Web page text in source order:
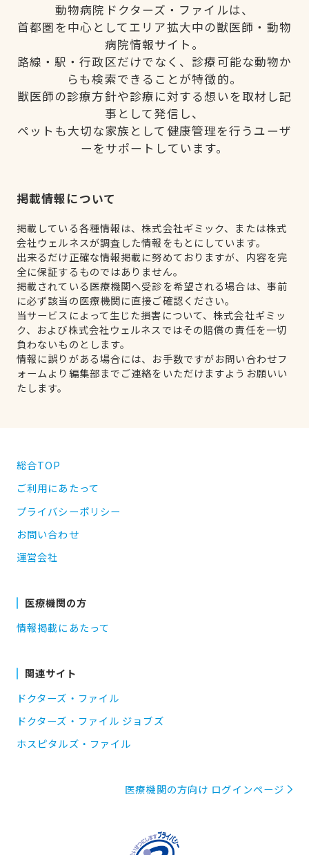
動物病院ドクターズ・ファイルは、
首都圏を中心としてエリア拡大中の獣医師・動物
病院情報サイト。
路線・駅・行政区だけでなく、診療可能な動物か
らも検索できることが特徴的。
獣医師の診療方針や診療に対する想いを取材し記
事として発信し、
ペットも大切な家族として健康管理を行うユーザ
ーをサポートしています。
掲載情報について
掲載している各種情報は、株式会社ギミック、または株式
会社ウェルネスが調査した情報をもとにしています。
出来るだけ正確な情報掲載に努めておりますが、内容を完
全に保証するものではありません。
掲載されている医療機関へ受診を希望される場合は、事前
に必ず該当の医療機関に直接ご確認ください。
当サービスによって生じた損害について、株式会社ギミッ
ク、および株式会社ウェルネスではその賠償の責任を一切
負わないものとします。
情報に誤りがある場合には、お手数ですがお問い合わせフ
ォームより編集部までご連絡をいただけますようお願いい
たします。
総合TOP
ご利用にあたって
プライバシーポリシー
お問い合わせ
運営会社
医療機関の方
情報掲載にあたって
関連サイト
ドクターズ・ファイル
ドクターズ・ファイル ジョブズ
ホスピタルズ・ファイル
医療機関の方向け ログインページ